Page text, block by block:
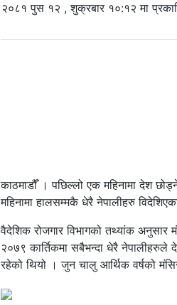
२०८१ पुस १२ , शुक्रबार १०:१२ मा
काठमाडौँ । पछिल्लो एक महिनामा देश
महिनामा हालसम्मकै धेरै नेपालीहरु
वैदेशिक रोजगार विभागको तथ्यांक
२०७९ कार्तिकमा सबैभन्दा धेरै
रहेको थियो । जुन चालु आर्थिक वर्षको